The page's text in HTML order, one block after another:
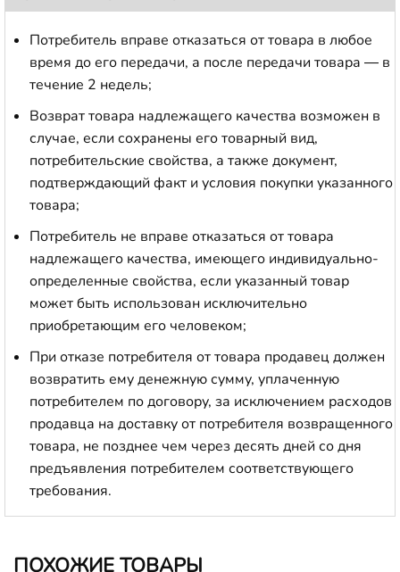
Потребитель вправе отказаться от товара в любое
время до его передачи, а после передачи товара — в
течение 2 недель;
Возврат товара надлежащего качества возможен в
случае, если сохранены его товарный вид,
потребительские свойства, а также документ,
подтверждающий факт и условия покупки указанного
товара;
Потребитель не вправе отказаться от товара
надлежащего качества, имеющего индивидуально-
определенные свойства, если указанный товар
может быть использован исключительно
приобретающим его человеком;
При отказе потребителя от товара продавец должен
возвратить ему денежную сумму, уплаченную
потребителем по договору, за исключением расходов
продавца на доставку от потребителя возвращенного
товара, не позднее чем через десять дней со дня
предъявления потребителем соответствующего
требования.
ПОХОЖИЕ ТОВАРЫ